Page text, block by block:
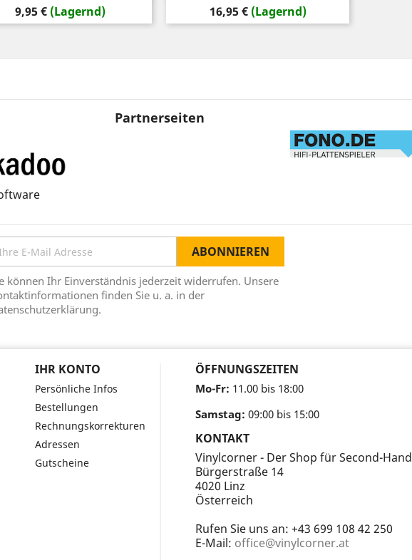
Preis
9,95 € (Lagernd) Preis
16,95 € (Lagernd)
Partnerseiten
können Ihr Einverständnis jederzeit widerrufen. Unsere
finden Sie u. a. in der
IHR KONTO
Persönliche Infos
Bestellungen
Rechnungskorrekturen
Adressen
Gutscheine
ÖFFNUNGSZEITEN
Mo-Fr: 11.00 bis 18:00
Samstag: 09:00 bis 15:00
KONTAKT
Vinylcorner - Der Shop für Second-
Bürgerstraße 14
4020 Linz
Österreich
Rufen Sie uns an: +43 699 108 42 250
E-Mail: office@vinylcorner.at